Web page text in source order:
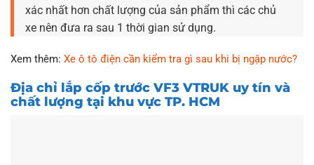
xác nhất hơn chất lượng của sản phẩm thì các chủ
xe nên đưa ra sau 1 thời gian sử dụng.
Xem thêm: Xe ô tô điện cần kiểm tra gì sau khi bị ngập nước?
Địa chỉ lắp cốp trước VF3 VTRUK uy tín và
chất lượng tại khu vực TP. HCM